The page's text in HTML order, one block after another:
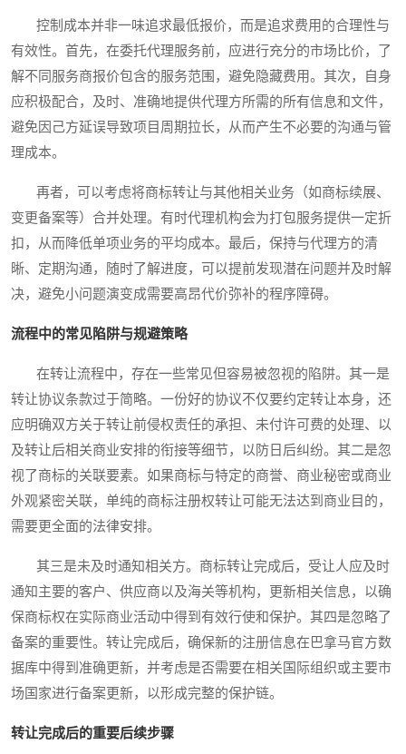
控制成本并非一味追求最低报价，而是追求费用的合理性与
有效性。首先，在委托代理服务前，应进行充分的市场比价，了
解不同服务商报价包含的服务范围，避免隐藏费用。其次，自身
应积极配合，及时、准确地提供代理方所需的所有信息和文件，
避免因己方延误导致项目周期拉长，从而产生不必要的沟通与管
理成本。
再者，可以考虑将商标转让与其他相关业务（如商标续展、
变更备案等）合并处理。有时代理机构会为打包服务提供一定折
扣，从而降低单项业务的平均成本。最后，保持与代理方的清
晰、定期沟通，随时了解进度，可以提前发现潜在问题并及时解
决，避免小问题演变成需要高昂代价弥补的程序障碍。
流程中的常见陷阱与规避策略
在转让流程中，存在一些常见但容易被忽视的陷阱。其一是
转让协议条款过于简略。一份好的协议不仅要约定转让本身，还
应明确双方关于转让前侵权责任的承担、未付许可费的处理、以
及转让后相关商业安排的衔接等细节，以防日后纠纷。其二是忽
视了商标的关联要素。如果商标与特定的商誉、商业秘密或商业
外观紧密关联，单纯的商标注册权转让可能无法达到商业目的，
需要更全面的法律安排。
其三是未及时通知相关方。商标转让完成后，受让人应及时
通知主要的客户、供应商以及海关等机构，更新相关信息，以确
保商标权在实际商业活动中得到有效行使和保护。其四是忽略了
备案的重要性。转让完成后，确保新的注册信息在巴拿马官方数
据库中得到准确更新，并考虑是否需要在相关国际组织或主要市
场国家进行备案更新，以形成完整的保护链。
转让完成后的重要后续步骤